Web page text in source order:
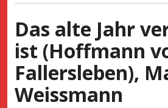
Das alte Jahr
ist (Hoffmann
Fallersleben),
Weissmann